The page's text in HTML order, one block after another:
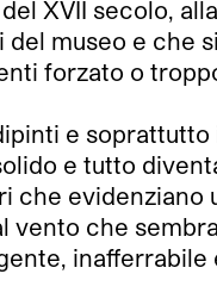
XVII secolo,
museo e che
forzato o
e
e tutto
evidenziano
che